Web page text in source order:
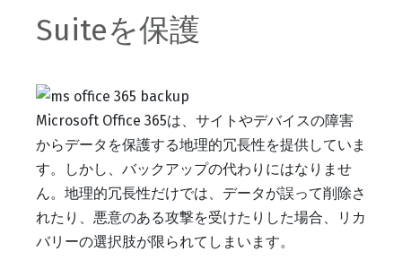
Suiteを保護
Microsoft Office 365は、サイトやデバイスの障害
からデータを保護する地理的冗長性を提供していま
す。しかし、バックアップの代わりにはなりませ
ん。地理的冗長性だけでは、データが誤って削除さ
れたり、悪意のある攻撃を受けたりした場合、リカ
バリーの選択肢が限られてしまいます。